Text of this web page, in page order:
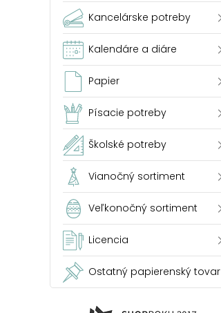
Kancelárske potreby
Kalendáre a diáre
Papier
Písacie potreby
Školské potreby
Vianočný sortiment
Veľkonočný sortiment
Licencia
Ostatný papierenský tovar